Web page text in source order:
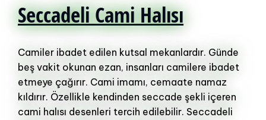
Seccadeli Cami Halısı
Camiler ibadet edilen kutsal mekanlardır. Günde
beş vakit okunan ezan, insanları camilere ibadet
etmeye çağırır. Cami imamı, cemaate namaz
kıldırır. Özellikle kendinden seccade şekli içeren
cami halısı desenleri tercih edilebilir. Seccadeli